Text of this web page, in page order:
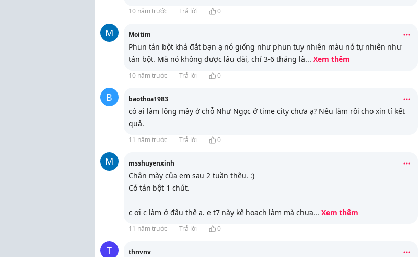
10 năm trước Trả lời 0
M Moitim
Phun tán bột khá đắt bạn ạ nó giống như phun tuy nhiên màu nó tự nhiên như
tán bột. Mà nó không được lâu dài, chỉ 3-6 tháng là... Xem thêm
10 năm trước Trả lời 0
B baothoa1983
có ai làm lông mày ở chỗ Như Ngọc ở time city chưa ạ? Nếu làm rồi cho xin tí kết
quả.
11 năm trước Trả lời 0
M msshuyenxinh
Chân mày của em sau 2 tuần thêu. :)
Có tán bột 1 chút.
c ơi c làm ở đâu thế ạ. e t7 này kế hoạch làm mà chưa... Xem thêm
11 năm trước Trả lời 0
T thnvnv